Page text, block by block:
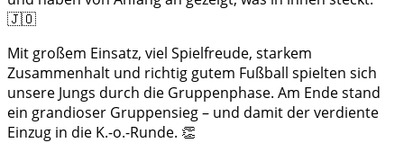
🇯🇴
Mit großem Einsatz, viel Spielfreude, starkem
Zusammenhalt und richtig gutem Fußball spielten sich
unsere Jungs durch die Gruppenphase. Am Ende stand
ein grandioser Gruppensieg – und damit der verdiente
Einzug in die K.-o.-Runde. 👏